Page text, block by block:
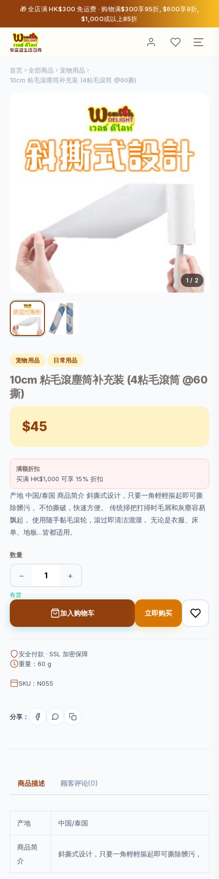
🎁 全店满 HK$300 免运费 · 购物满$300享95折, $600享9折,
$1,000或以上85折
首页 全部商品
宠物用品
10cm 粘毛滾塵筒补充装 (4粘毛滾筒 @60撕)
1 / 2
宠物用品 日常用品
10cm 粘毛滾塵筒补充装 (4粘毛滾筒 @60
撕)
$45
满额折扣
买满 HK$1,000 可享 15% 折扣
产地 中国/泰国 商品简介 斜撕式设计，只要一角輕輕摳起即可撕
除髒污， 不怕撕破，快速方便。 传统掃把打掃时毛屑和灰塵容易
飘起， 使用随手黏毛滾轮，滾过即清洁溜溜， 无论是衣服、床
单、地板…皆都适用。
数量
− +
有货
加入购物车 立即购买
安全付款 · SSL 加密保障
重量：60 g
SKU：N055
分享：
商品描述 顾客评论(0)
产地 中国/泰国
商品简
介
斜撕式设计，只要一角輕輕摳起即可撕除髒污，